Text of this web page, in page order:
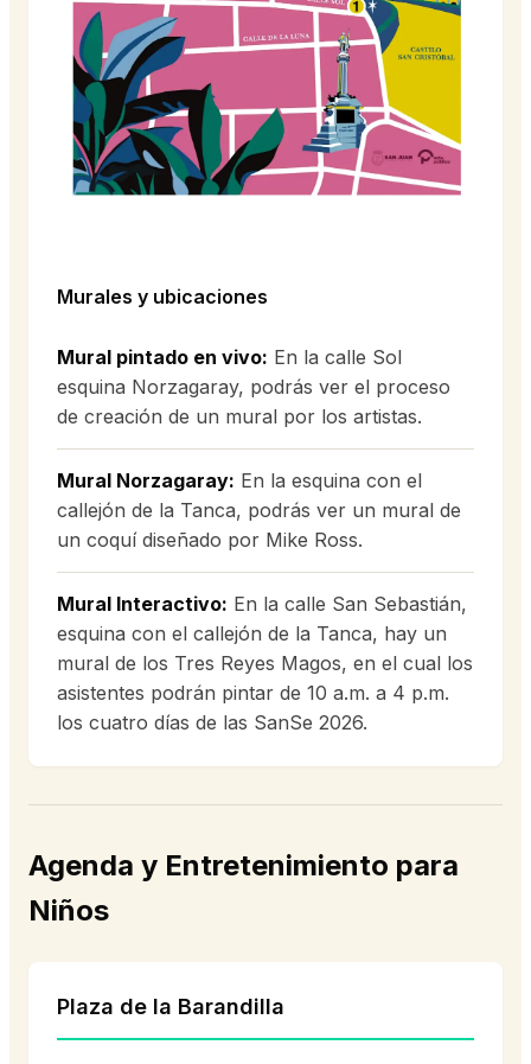
Murales y ubicaciones
Mural pintado en vivo: En la calle Sol
esquina Norzagaray, podrás ver el proceso
de creación de un mural por los artistas.
Mural Norzagaray: En la esquina con el
callejón de la Tanca, podrás ver un mural de
un coquí diseñado por Mike Ross.
Mural Interactivo: En la calle San Sebastián,
esquina con el callejón de la Tanca, hay un
mural de los Tres Reyes Magos, en el cual los
asistentes podrán pintar de 10 a.m. a 4 p.m.
los cuatro días de las SanSe 2026.
Agenda y Entretenimiento para
Niños
Plaza de la Barandilla